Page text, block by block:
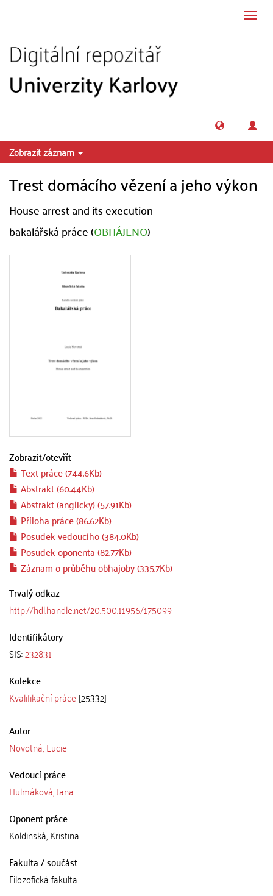
Zobrazit záznam
Trest domácího vězení a jeho výkon
House arrest and its execution
bakalářská práce (OBHÁJENO)
Zobrazit/otevřít
Text práce (744.6Kb)
Abstrakt (60.44Kb)
Abstrakt (anglicky) (57.91Kb)
Příloha práce (86.62Kb)
Posudek vedoucího (384.0Kb)
Posudek oponenta (82.77Kb)
Záznam o průběhu obhajoby (335.7Kb)
Trvalý odkaz
http://hdl.handle.net/20.500.11956/175099
Identifikátory
SIS:232831
Kolekce
Kvalifikační práce [25332]
Autor
Novotná, Lucie
Vedoucí práce
Hulmáková, Jana
Oponent práce
Koldinská, Kristina
Fakulta / součást
Filozofická fakulta